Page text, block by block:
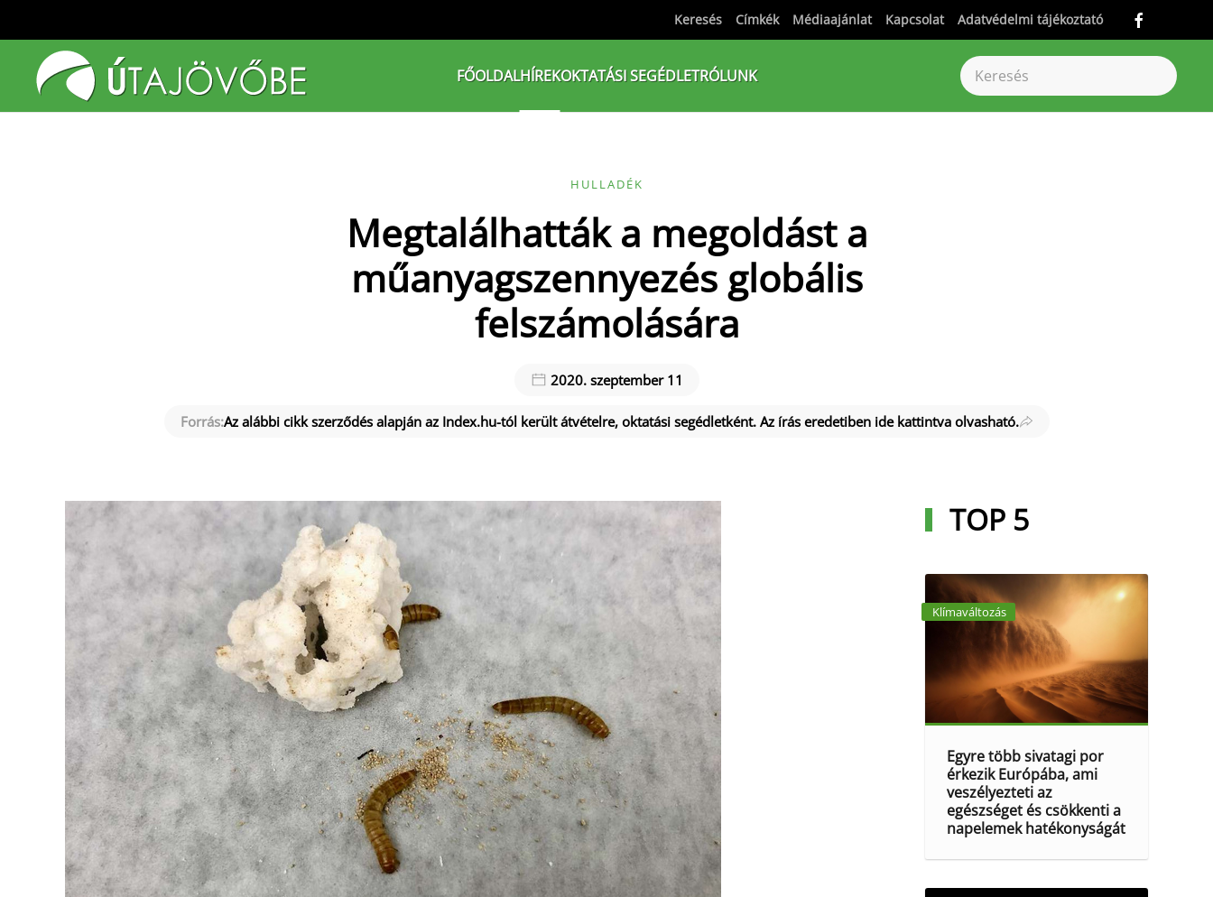
Fő tartalom átugrása
Keresés Címkék Médiaajánlat Kapcsolat Adatvédelmi tájékoztató
FŐOLDALHÍREKOKTATÁSI SEGÉDLETRÓLUNK
HULLADÉK
Megtalálhatták a megoldást a
műanyagszennyezés globális
felszámolására
2020. szeptember 11
Forrás:Az alábbi cikk szerződés alapján az Index.hu-tól került átvételre, oktatási segédletként. Az írás eredetiben ide kattintva olvasható.
TOP 5
Klímaváltozás
Egyre több sivatagi por
érkezik Európába, ami
veszélyezteti az
egészséget és csökkenti a
napelemek hatékonyságát